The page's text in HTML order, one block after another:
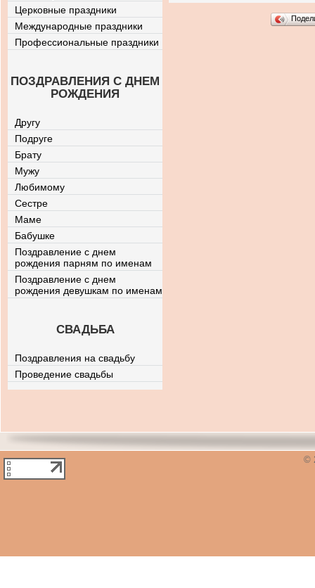
Церковные праздники
Международные праздники
Профессиональные праздники
ПОЗДРАВЛЕНИЯ С ДНЕМ
РОЖДЕНИЯ
Другу
Подруге
Брату
Мужу
Любимому
Сестре
Маме
Бабушке
Поздравление с днем
рождения парням по именам
Поздравление с днем
рождения девушкам по именам
СВАДЬБА
Поздравления на свадьбу
Проведение свадьбы
©